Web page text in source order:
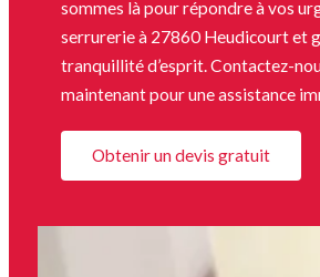
sommes là pour répondre à vos
serrurerie à 27860 Heudicourt et
tranquillité d’esprit. Contactez-
maintenant pour une assistance
Obtenir un devis gratuit